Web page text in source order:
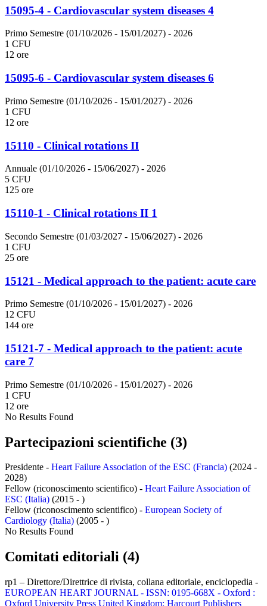
15095-4 - Cardiovascular system diseases 4
Primo Semestre (01/10/2026 - 15/01/2027) - 2026
1 CFU
12 ore
15095-6 - Cardiovascular system diseases 6
Primo Semestre (01/10/2026 - 15/01/2027) - 2026
1 CFU
12 ore
15110 - Clinical rotations II
Annuale (01/10/2026 - 15/06/2027) - 2026
5 CFU
125 ore
15110-1 - Clinical rotations II 1
Secondo Semestre (01/03/2027 - 15/06/2027) - 2026
1 CFU
25 ore
15121 - Medical approach to the patient: acute care
Primo Semestre (01/10/2026 - 15/01/2027) - 2026
12 CFU
144 ore
15121-7 - Medical approach to the patient: acute
care 7
Primo Semestre (01/10/2026 - 15/01/2027) - 2026
1 CFU
12 ore
No Results Found
Partecipazioni scientifiche (3)
Presidente - Heart Failure Association of the ESC (Francia) (2024 -
2028)
Fellow (riconoscimento scientifico) - Heart Failure Association of
ESC (Italia) (2015 - )
Fellow (riconoscimento scientifico) - European Society of
Cardiology (Italia) (2005 - )
No Results Found
Comitati editoriali (4)
rp1 – Direttore/Direttrice di rivista, collana editoriale, enciclopedia -
EUROPEAN HEART JOURNAL - ISSN: 0195-668X - Oxford :
Oxford University Press United Kingdom: Harcourt Publishers